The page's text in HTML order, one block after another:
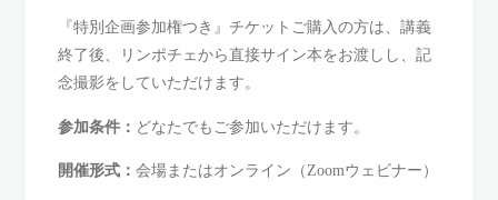
『特別企画参加権つき』チケットご購入の方は、講義
終了後、リンポチェから直接サイン本をお渡しし、記
念撮影をしていただけます。
参加条件： どなたでもご参加いただけます。
開催形式： 会場またはオンライン（Zoomウェビナー）